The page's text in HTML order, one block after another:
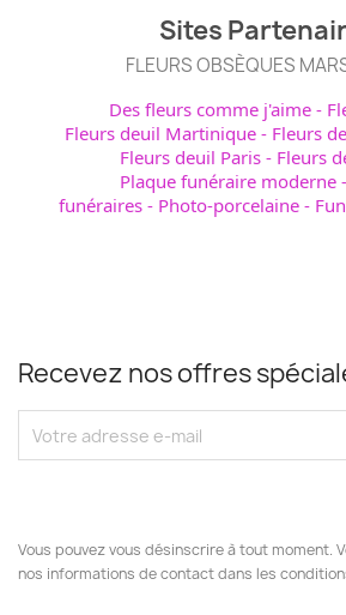
Sites
FLEURS OBSÈQUES
Des fleurs comme j'aime -
Fleurs deuil Martinique- Fleurs
Fleurs deuil Paris- Fleurs
Plaque funéraire moderne -
funéraires - Photo-porcelaine -
Recevez nos offres
Vous pouvez vous désinscrire à tout moment.
nos informations de contact dans les